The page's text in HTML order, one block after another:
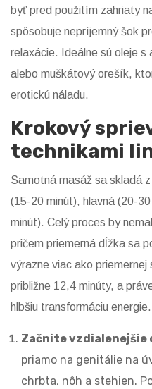
byť pred použitím zahriaty
spôsobuje nepríjemný šok
relaxácie. Ideálne sú oleje s
alebo muškátový orešík,
erotickú náladu.
Krokový
technikami
Samotná masáž sa skladá
(15-20 minút), hlavná (20-
minút). Celý proces by
pričem priemerná dĺžka sa
výrazne viac ako
približne 12,4 minúty, a
hlbšiu transformáciu energie.
Začnite vzdialenejšie
priamo na genitálie na
chrbta, nôh a stehien.